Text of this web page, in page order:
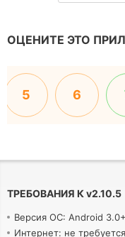
ОЦЕНИТЕ ЭТО
5 6
ТРЕБОВАНИЯ К v2.10.5
Версия ОС: Android 3.0+
Интернет: не требуется